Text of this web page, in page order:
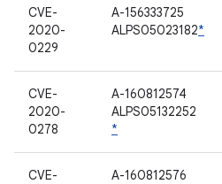
CVE-
2020-
0229
A-156333725
ALPS05023182*
CVE-
2020-
0278
A-160812574
ALPS05132252
*
CVE-
A-160812576